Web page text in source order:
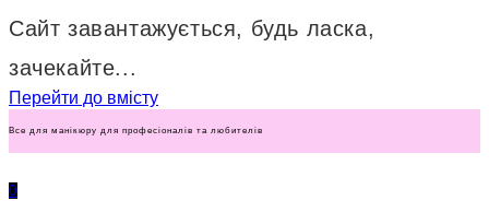
Сайт завантажується, будь ласка,
зачекайте...
Перейти до вмісту
Все для манікюру для професіоналів та любителів
0